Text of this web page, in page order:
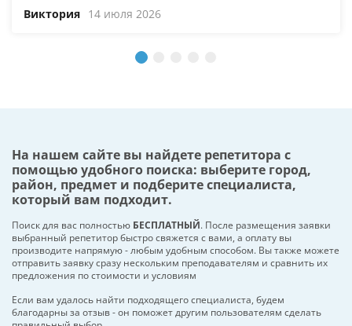
Виктория 14 июля 2026
На нашем сайте вы найдете репетитора с
помощью удобного поиска: выберите город,
район, предмет и подберите специалиста,
который вам подходит.
Поиск для вас полностью БЕСПЛАТНЫЙ. После размещения заявки
выбранный репетитор быстро свяжется с вами, а оплату вы
производите напрямую - любым удобным способом. Вы также можете
отправить заявку сразу нескольким преподавателям и сравнить их
предложения по стоимости и условиям
Если вам удалось найти подходящего специалиста, будем
благодарны за отзыв - он поможет другим пользователям сделать